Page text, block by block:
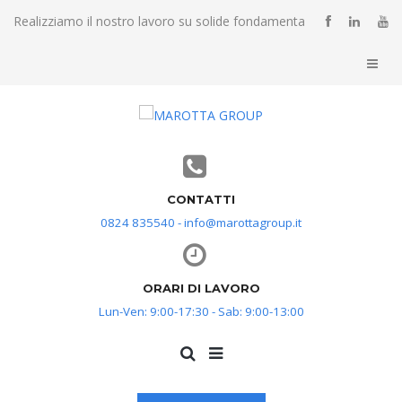
Realizziamo il nostro lavoro su solide fondamenta
CONTATTI
0824 835540 - info@marottagroup.it
ORARI DI LAVORO
Lun-Ven: 9:00-17:30 - Sab: 9:00-13:00